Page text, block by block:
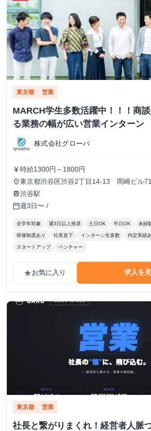
東京都 営業
MARCH学生多数活躍中！！！商
る業務の幅が広い営業インターン
株式会社グローバ
currency_yen 時給1300円～1800円
place東京都渋谷区渋谷2丁目14-13 岡崎ビル
train渋谷駅
calendar_today週3日〜 /
全学年対象 週3日以上推奨 土日OK 半日OK 未経
研修制度あり 社長直下 インターン生多数 内定実績
スタートアップ ベンチャー
gradeお気に入り 求人を
東京都 営業
社長と繋がりまくれ！経営者人脈